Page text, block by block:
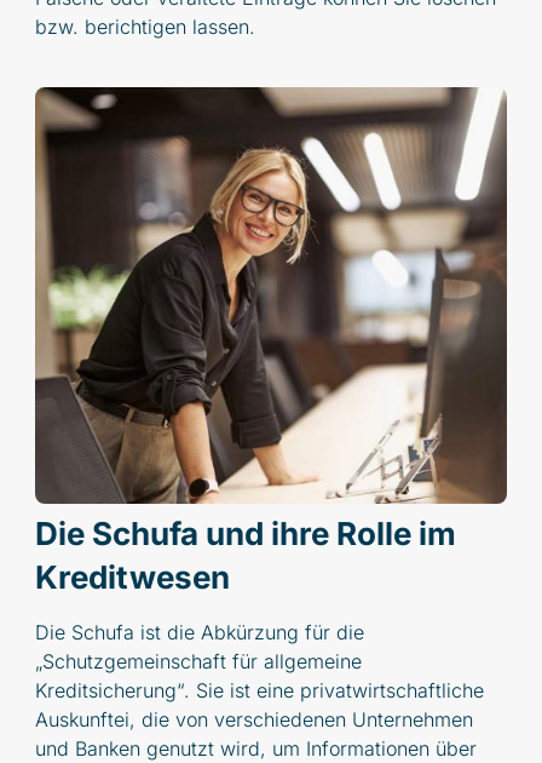
bzw. berichtigen lassen.
Die Schufa und ihre Rolle im
Kreditwesen
Die Schufa ist die Abkürzung für die
„Schutzgemeinschaft für allgemeine
Kreditsicherung“. Sie ist eine privatwirtschaftliche
Auskunftei, die von verschiedenen Unternehmen
und Banken genutzt wird, um Informationen über